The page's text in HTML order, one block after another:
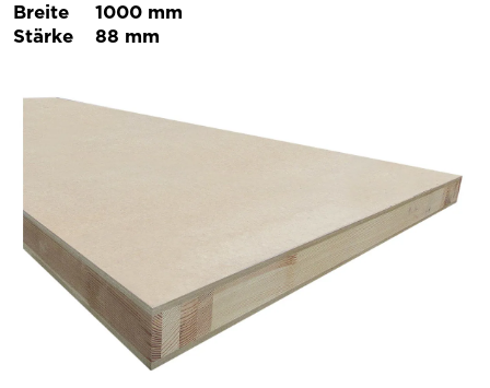
Breite
1000 mm
Stärke
88 mm